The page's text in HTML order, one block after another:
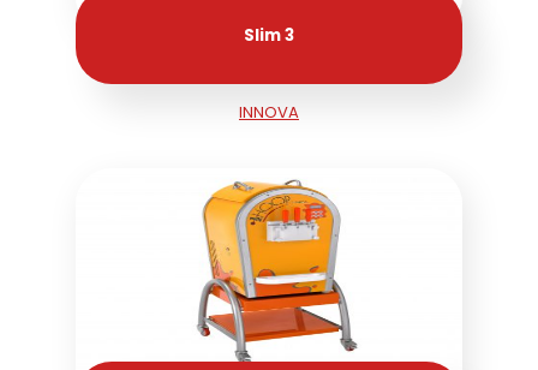
Slim 3
INNOVA